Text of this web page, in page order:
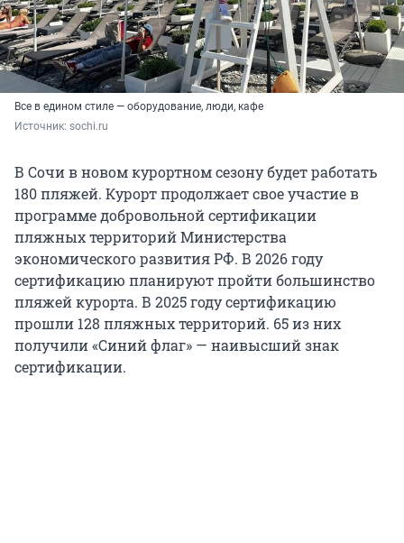
Все в едином стиле — оборудование, люди, кафе
Источник: sochi.ru
В Сочи в новом курортном сезону будет работать
180 пляжей. Курорт продолжает свое участие в
программе добровольной сертификации
пляжных территорий Министерства
экономического развития РФ. В 2026 году
сертификацию планируют пройти большинство
пляжей курорта. В 2025 году сертификацию
прошли 128 пляжных территорий. 65 из них
получили «Синий флаг» — наивысший знак
сертификации.